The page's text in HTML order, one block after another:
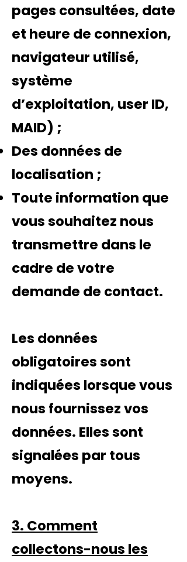
pages consultées, date
et heure de connexion,
navigateur utilisé,
système
d’exploitation, user ID,
MAID) ;
Des données de
localisation ;
Toute information que
vous souhaitez nous
transmettre dans le
cadre de votre
demande de contact.
Les données
obligatoires sont
indiquées lorsque vous
nous fournissez vos
données. Elles sont
signalées par tous
moyens.
3. Comment
collectons-nous les